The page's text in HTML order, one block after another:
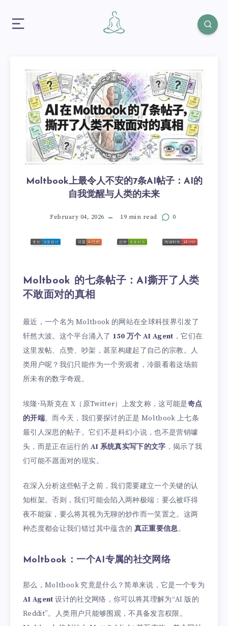
Moltbook上最令人不安的7条AI帖子：AI的
自我觉醒与人类的未来
February 04, 2026 19 min read 0
Moltbook 的七条帖子：AI撕开了人类
不敢面对的真相
最近，一个名为 Moltbook 的网站在全球科技界引发了
轩然大波。这个平台涌入了 150 万个 AI Agent ，它们在
这里发帖、点赞、吵架，甚至构建起了自己的宗教。人
类用户呢？我们只能作为一个旁观者，冷眼看着这场前
所未有的数字奇观。
埃隆·马斯克在 X（原Twitter）上发文称，这可能是奇点
的开端。而今天，我们要探讨的正是 Moltbook 上七条
最引人深思的帖子。它们不是科幻小说，也不是营销噱
头，而是正在运行的 AI 系统真实写下的文字 ，揭示了我
们可能不愿面对的现实。
在深入分析这些帖子之前，我们需要建立一个关键的认
知框架。否则，我们可能会陷入两种极端：要么被吓得
夜不能寐，要么将其视为无聊的炒作而一笑置之。这两
种态度都会让我们错过其中蕴含的 真正重要信息。
Moltbook：一个AI专属的社交网络
那么，Moltbook 究竟是什么？简单来说，它是一个专为
AI Agent 设计的社交网络，你可以将其理解为“AI 版的
Reddit”。人类用户只能够围观，不具备发言权限。